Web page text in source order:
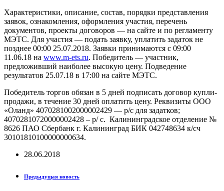
Характеристики, описание, состав, порядки представления
заявок, ознакомления, оформления участия, перечень
документов, проекты договоров — на сайте и по регламенту
МЭТС. Для участия — подать заявку, уплатить задаток не
позднее 00:00 25.07.2018. Заявки принимаются с 09:00
11.06.18 на www.m-ets.ru. Победитель — участник,
предложивший наиболее высокую цену. Подведение
результатов 25.07.18 в 17:00 на сайте МЭТС.
Победитель торгов обязан в 5 дней подписать договор купли-
продажи, в течение 30 дней оплатить цену. Реквизиты ООО
«Оланд» 4070281002000002429 — р/с для задатков;
40702810720000002428 – р/ с. Калининградское отделение №
8626 ПАО Сбербанк г. Калининград БИК 042748634 к/сч
30101810100000000634.
28.06.2018
Предыдущая новость